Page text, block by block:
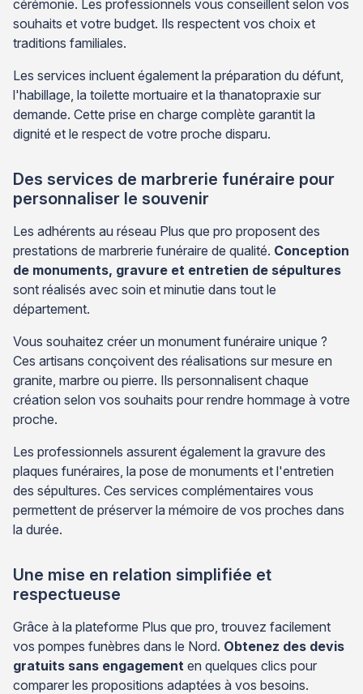
cérémonie. Les professionnels vous conseillent selon vos
souhaits et votre budget. Ils respectent vos choix et
traditions familiales.
Les services incluent également la préparation du défunt,
l'habillage, la toilette mortuaire et la thanatopraxie sur
demande. Cette prise en charge complète garantit la
dignité et le respect de votre proche disparu.
Des services de marbrerie funéraire pour
personnaliser le souvenir
Les adhérents au réseau Plus que pro proposent des
prestations de marbrerie funéraire de qualité. Conception
de monuments, gravure et entretien de sépultures
sont réalisés avec soin et minutie dans tout le
département.
Vous souhaitez créer un monument funéraire unique ?
Ces artisans conçoivent des réalisations sur mesure en
granite, marbre ou pierre. Ils personnalisent chaque
création selon vos souhaits pour rendre hommage à votre
proche.
Les professionnels assurent également la gravure des
plaques funéraires, la pose de monuments et l'entretien
des sépultures. Ces services complémentaires vous
permettent de préserver la mémoire de vos proches dans
la durée.
Une mise en relation simplifiée et
respectueuse
Grâce à la plateforme Plus que pro, trouvez facilement
vos pompes funèbres dans le Nord. Obtenez des devis
gratuits sans engagement en quelques clics pour
comparer les propositions adaptées à vos besoins.